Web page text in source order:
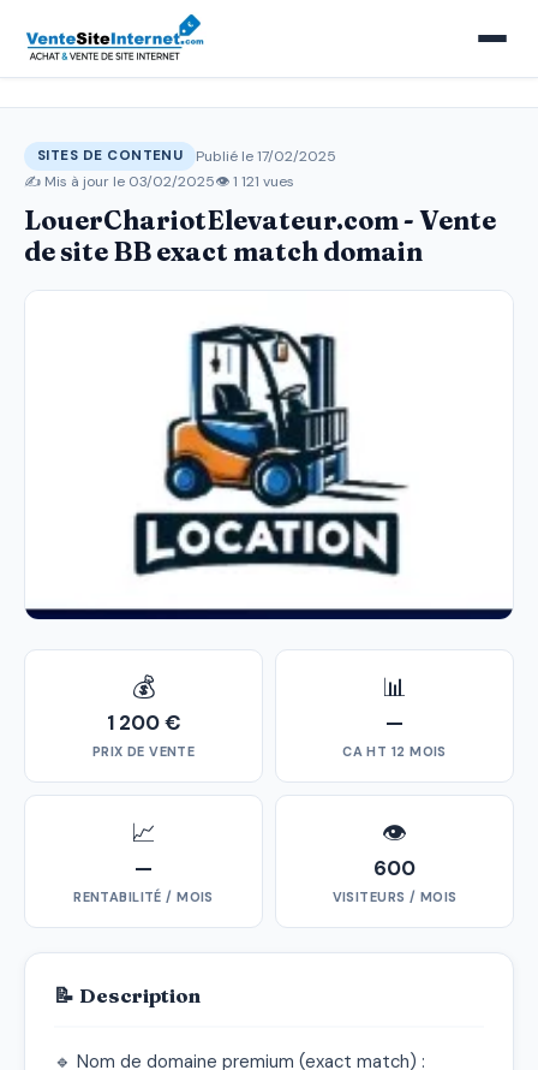
SITES DE CONTENU
Publié le 17/02/2025
✍️ Mis à jour le 03/02/2025👁 1 121 vues
LouerChariotElevateur.com - Vente
de site BB exact match domain
💰
1 200 €
PRIX DE VENTE
📊
—
CA HT 12 MOIS
📈
—
RENTABILITÉ / MOIS
👁
600
VISITEURS / MOIS
📝 Description
🔹 Nom de domaine premium (exact match) :